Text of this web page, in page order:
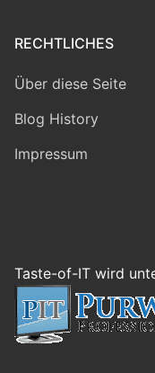
RECHTLICHES
Über diese Seite
Blog History
Impressum
Taste-of-IT wird